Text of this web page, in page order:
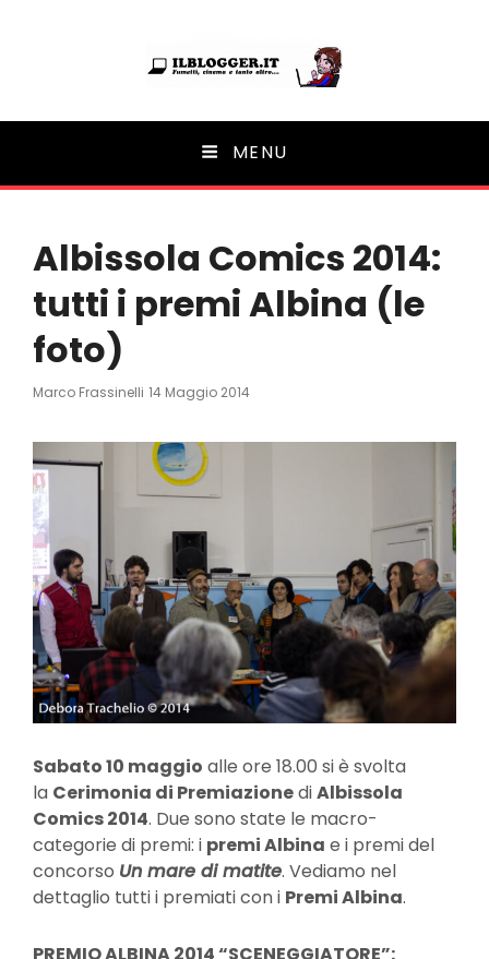
Ilblogger.it
Il portalino di blog | MENU
Albissola Comics 2014:
tutti i premi Albina (le
foto)
Marco Frassinelli Posted
14 Maggio 2014
Sabato 10 maggio alle ore 18.00 si è svolta
la Cerimonia di PremiazionediAlbissola
Comics 2014. Due sono state le macro-
categorie di premi: i premi Albina e i premi del
concorso Un mare di matite. Vediamo nel
dettaglio tutti i premiati con i Premi Albina.
PREMIO ALBINA 2014 “SCENEGGIATORE”: